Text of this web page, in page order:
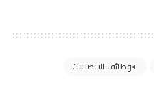
وظائف الاتصالات